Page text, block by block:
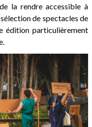
la rendre accessible à
de spectacles de
édition particulièrement